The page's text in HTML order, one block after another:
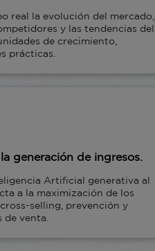
real la evolución del mercado,
y las tendencias del
de crecimiento,
prácticas.
generación de ingresos.
Artificial generativa al
a la maximización de los
selling, prevención y
venta.